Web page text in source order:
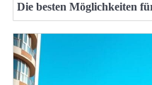
Die besten Möglichkeiten